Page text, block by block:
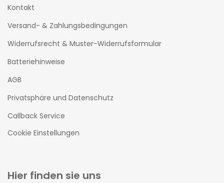
Kontakt
Versand- & Zahlungsbedingungen
Widerrufsrecht & Muster-Widerrufsformular
Batteriehinweise
AGB
Privatsphäre und Datenschutz
Callback Service
Cookie Einstellungen
Hier finden sie uns